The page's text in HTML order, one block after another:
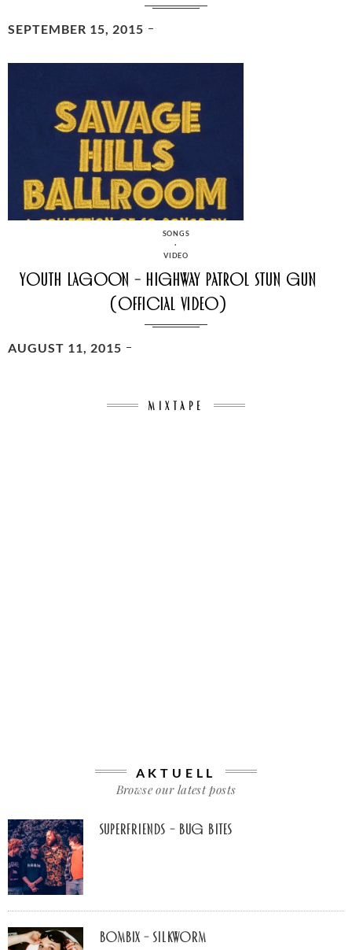
POSTED
SEPTEMBER 15, 2015
CATEGORIES
SONGS
·
VIDEO
Youth Lagoon – Highway Patrol Stun Gun
(Official Video)
POSTED
AUGUST 11, 2015
MIXTAPE
AKTUELL
Browse our latest posts
Superfriends – Bug Bites
Bombix – Silkworm